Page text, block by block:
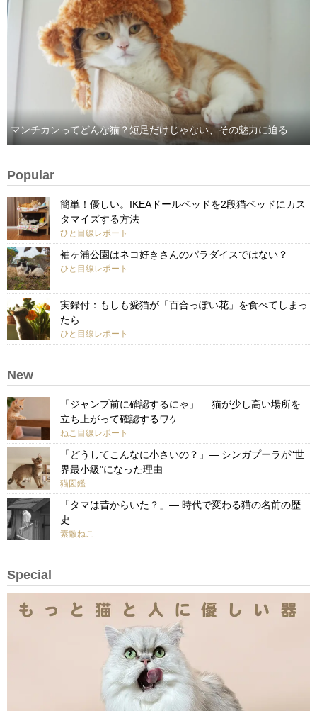
マンチカンってどんな猫？短足だけじゃない、その魅力に迫る
Popular
簡単！優しい。IKEAドールベッドを2段猫ベッドにカス
タマイズする方法
ひと目線レポート
袖ヶ浦公園はネコ好きさんのパラダイスではない？
ひと目線レポート
実録付：もしも愛猫が「百合っぽい花」を食べてしまっ
たら
ひと目線レポート
New
「ジャンプ前に確認するにゃ」— 猫が少し高い場所を
立ち上がって確認するワケ
ねこ目線レポート
「どうしてこんなに小さいの？」— シンガプーラが“世
界最小級”になった理由
猫図鑑
「タマは昔からいた？」— 時代で変わる猫の名前の歴
史
素敵ねこ
Special